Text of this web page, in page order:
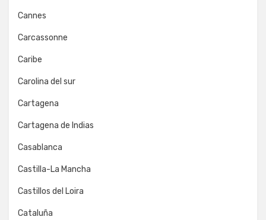
Cannes
Carcassonne
Caribe
Carolina del sur
Cartagena
Cartagena de Indias
Casablanca
Castilla-La Mancha
Castillos del Loira
Cataluña